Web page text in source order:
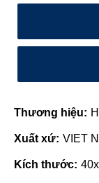
Thương hiệu:
Xuất xứ: VIET
Kích thước: